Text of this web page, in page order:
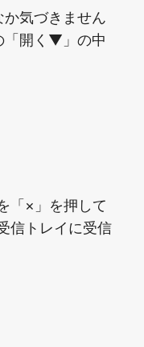
気づきません
「開く▼」の中
「×」を押して
信トレイに受信